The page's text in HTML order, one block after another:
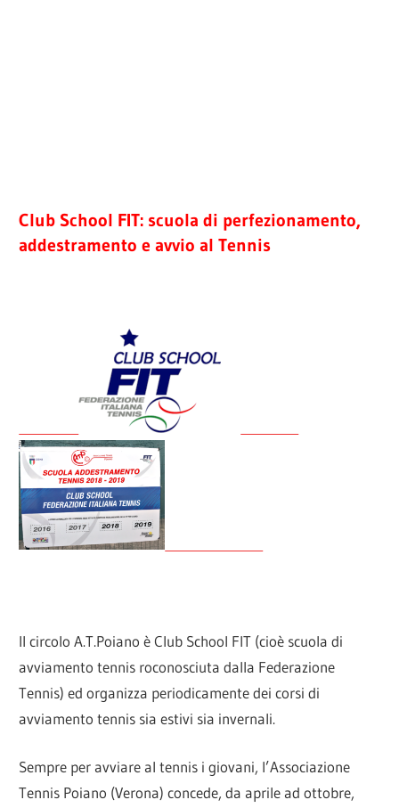
Club School FIT: scuola di perfezionamento,
addestramento e avvio al Tennis
Il circolo A.T.Poiano è Club School FIT (cioè scuola di
avviamento tennis roconosciuta dalla Federazione
Tennis) ed organizza periodicamente dei corsi di
avviamento tennis sia estivi sia invernali.
Sempre per avviare al tennis i giovani, l’Associazione
Tennis Poiano (Verona) concede, da aprile ad ottobre,